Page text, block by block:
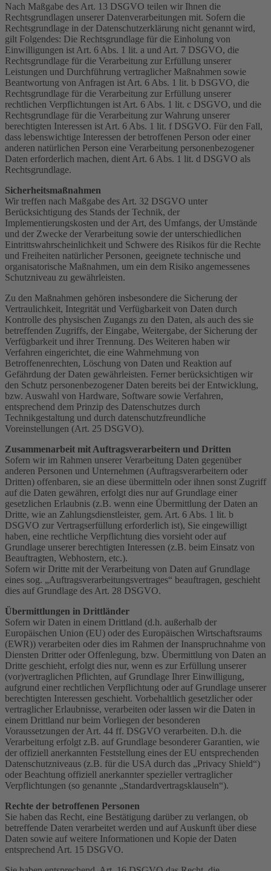
Nach Maßgabe des Art. 13 DSGVO teilen wir Ihnen die
Rechtsgrundlagen unserer Datenverarbeitungen mit. Sofern die
Rechtsgrundlage in der Datenschutzerklärung nicht genannt wird,
gilt Folgendes: Die Rechtsgrundlage für die Einholung von
Einwilligungen ist Art. 6 Abs. 1 lit. a und Art. 7 DSGVO, die
Rechtsgrundlage für die Verarbeitung zur Erfüllung unserer
Leistungen und Durchführung vertraglicher Maßnahmen sowie
Beantwortung von Anfragen ist Art. 6 Abs. 1 lit. b DSGVO, die
Rechtsgrundlage für die Verarbeitung zur Erfüllung unserer
rechtlichen Verpflichtungen ist Art. 6 Abs. 1 lit. c DSGVO, und die
Rechtsgrundlage für die Verarbeitung zur Wahrung unserer
berechtigten Interessen ist Art. 6 Abs. 1 lit. f DSGVO. Für den Fall,
dass lebenswichtige Interessen der betroffenen Person oder einer
anderen natürlichen Person eine Verarbeitung personenbezogener
Daten erforderlich machen, dient Art. 6 Abs. 1 lit. d DSGVO als
Rechtsgrundlage.
Sicherheitsmaßnahmen
Wir treffen nach Maßgabe des Art. 32 DSGVO unter
Berücksichtigung des Stands der Technik, der
Implementierungskosten und der Art, des Umfangs, der Umstände
und der Zwecke der Verarbeitung sowie der unterschiedlichen
Eintrittswahrscheinlichkeit und Schwere des Risikos für die Rechte
und Freiheiten natürlicher Personen, geeignete technische und
organisatorische Maßnahmen, um ein dem Risiko angemessenes
Schutzniveau zu gewährleisten.
Zu den Maßnahmen gehören insbesondere die Sicherung der
Vertraulichkeit, Integrität und Verfügbarkeit von Daten durch
Kontrolle des physischen Zugangs zu den Daten, als auch des sie
betreffenden Zugriffs, der Eingabe, Weitergabe, der Sicherung der
Verfügbarkeit und ihrer Trennung. Des Weiteren haben wir
Verfahren eingerichtet, die eine Wahrnehmung von
Betroffenenrechten, Löschung von Daten und Reaktion auf
Gefährdung der Daten gewährleisten. Ferner berücksichtigen wir
den Schutz personenbezogener Daten bereits bei der Entwicklung,
bzw. Auswahl von Hardware, Software sowie Verfahren,
entsprechend dem Prinzip des Datenschutzes durch
Technikgestaltung und durch datenschutzfreundliche
Voreinstellungen (Art. 25 DSGVO).
Zusammenarbeit mit Auftragsverarbeitern und Dritten
Sofern wir im Rahmen unserer Verarbeitung Daten gegenüber
anderen Personen und Unternehmen (Auftragsverarbeitern oder
Dritten) offenbaren, sie an diese übermitteln oder ihnen sonst Zugriff
auf die Daten gewähren, erfolgt dies nur auf Grundlage einer
gesetzlichen Erlaubnis (z.B. wenn eine Übermittlung der Daten an
Dritte, wie an Zahlungsdienstleister, gem. Art. 6 Abs. 1 lit. b
DSGVO zur Vertragserfüllung erforderlich ist), Sie eingewilligt
haben, eine rechtliche Verpflichtung dies vorsieht oder auf
Grundlage unserer berechtigten Interessen (z.B. beim Einsatz von
Beauftragten, Webhostern, etc.).
Sofern wir Dritte mit der Verarbeitung von Daten auf Grundlage
eines sog. „Auftragsverarbeitungsvertrages“ beauftragen, geschieht
dies auf Grundlage des Art. 28 DSGVO.
Übermittlungen in Drittländer
Sofern wir Daten in einem Drittland (d.h. außerhalb der
Europäischen Union (EU) oder des Europäischen Wirtschaftsraums
(EWR)) verarbeiten oder dies im Rahmen der Inanspruchnahme von
Diensten Dritter oder Offenlegung, bzw. Übermittlung von Daten an
Dritte geschieht, erfolgt dies nur, wenn es zur Erfüllung unserer
(vor)vertraglichen Pflichten, auf Grundlage Ihrer Einwilligung,
aufgrund einer rechtlichen Verpflichtung oder auf Grundlage unserer
berechtigten Interessen geschieht. Vorbehaltlich gesetzlicher oder
vertraglicher Erlaubnisse, verarbeiten oder lassen wir die Daten in
einem Drittland nur beim Vorliegen der besonderen
Voraussetzungen der Art. 44 ff. DSGVO verarbeiten. D.h. die
Verarbeitung erfolgt z.B. auf Grundlage besonderer Garantien, wie
der offiziell anerkannten Feststellung eines der EU entsprechenden
Datenschutzniveaus (z.B. für die USA durch das „Privacy Shield“)
oder Beachtung offiziell anerkannter spezieller vertraglicher
Verpflichtungen (so genannte „Standardvertragsklauseln“).
Rechte der betroffenen Personen
Sie haben das Recht, eine Bestätigung darüber zu verlangen, ob
betreffende Daten verarbeitet werden und auf Auskunft über diese
Daten sowie auf weitere Informationen und Kopie der Daten
entsprechend Art. 15 DSGVO.